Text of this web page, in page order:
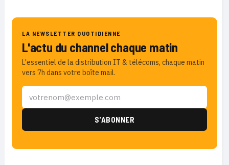
LA NEWSLETTER QUOTIDIENNE
L'actu du channel chaque matin
L'essentiel de la distribution IT & télécoms, chaque matin
vers 7h dans votre boîte mail.